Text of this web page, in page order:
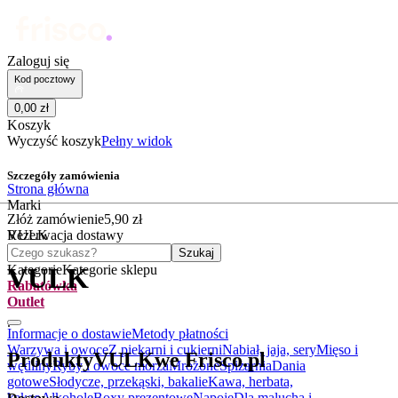
Zaloguj się
Kod pocztowy
0,00 zł
Koszyk
Wyczyść koszykPełny widok
Szczegóły zamówienia
Złóż zamówienie5,90 zł
Rezerwacja dostawy
Czego szukasz?
Szukaj
KategorieKategorie sklepu
Rabatówka
Outlet
Informacje o dostawieMetody płatności
Warzywa i owoceZ piekarni i cukierniNabiał, jaja, seryMięso i
wędlinyRyby i owoce morzaMrożoneSpiżarniaDania
gotoweSłodycze, przekąski, bakalieKawa, herbata,
Strona główna
Marki
VULK
VULK
.
ProduktyVULKwe Frisco.pl